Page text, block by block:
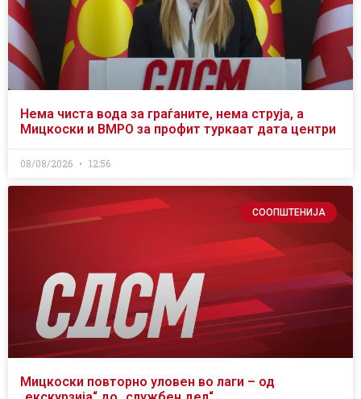
Нема чиста вода за граѓаните, нема струја, а
Мицкоски и ВМРО за профит туркаат дата центри
08/08/2026 12:56
СООПШТЕНИЈА
Мицкоски повторно уловен во лаги – од